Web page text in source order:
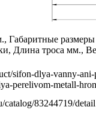
Габаритные
Длина троса мм.,
sifon-dlya-vanny-
perelivom-metall-
83244719/